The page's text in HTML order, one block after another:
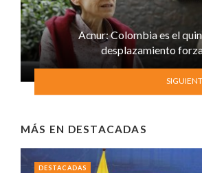
Acnur: Colombia es el
desplazamiento
MÁS EN DESTACADAS
DESTACADAS